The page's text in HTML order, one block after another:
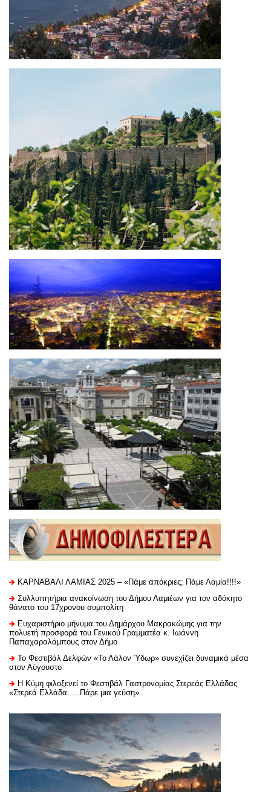
ΚΑΡΝΑΒΑΛΙ ΛΑΜΙΑΣ 2025 – «Πάμε απόκριες; Πάμε Λαμία!!!!»
Συλλυπητήρια ανακοίνωση του Δήμου Λαμιέων για τον αδόκητο
θάνατο του 17χρονου συμπολίτη
Ευχαριστήριo μήνυμα του Δημάρχου Μακρακώμης για την
πολυετή προσφορά του Γενικού Γραμματέα κ. Ιωάννη
Παπαχαραλάμπους στον Δήμο
Το Φεστιβάλ Δελφών «Το Λάλον Ύδωρ» συνεχίζει δυναμικά μέσα
στον Αύγουστο
Η Κύμη φιλοξενεί το Φεστιβάλ Γαστρονομίας Στερεάς Ελλάδας
«Στερεά Ελλάδα…..Πάρε μια γεύση»